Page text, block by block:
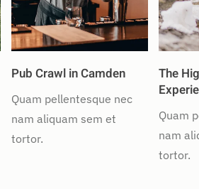
Pub Crawl in Camden
Quam pellentesque nec
nam aliquam sem et
tortor.
The
Quam
nam
tortor.